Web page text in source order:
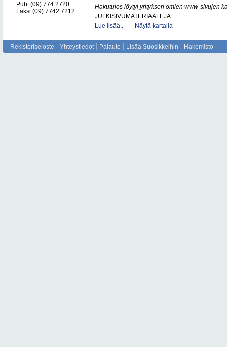
Puh. (09) 774 2720
Faksi (09) 7742 7212
Hakutulos löytyi yrityksen omien www-sivujen
JULKISIVUMATERIAALEJA
Lue lisää..
Näytä kartalla
Rekisteriseloste Yhteystiedot Palaute Lisää Suosikkeihin Hakemisto